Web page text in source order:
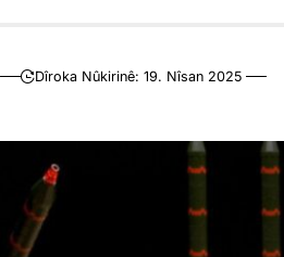
Dîroka Nûkirinê: 19. Nîsan 2025